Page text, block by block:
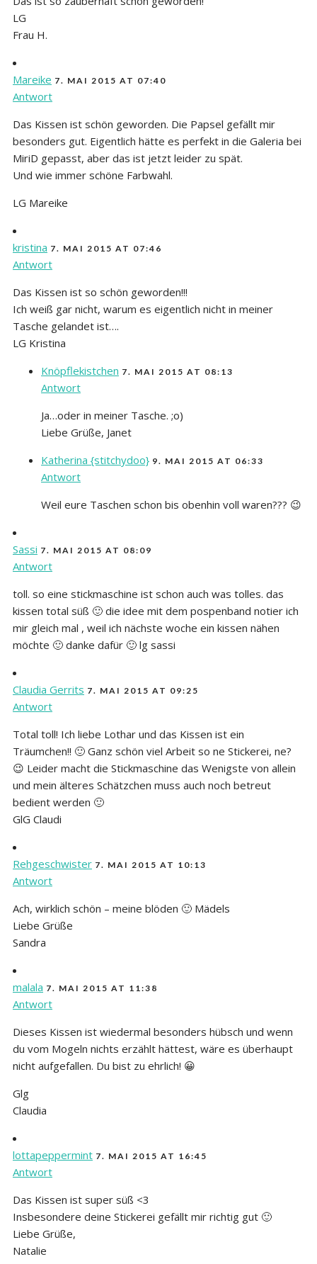
LG
Frau H.
Mareike 7. MAI 2015 AT 07:40
Antwort
Das Kissen ist schön geworden. Die Papsel gefällt mir
besonders gut. Eigentlich hätte es perfekt in die Galeria bei
MiriD gepasst, aber das ist jetzt leider zu spät.
Und wie immer schöne Farbwahl.
LG Mareike
kristina 7. MAI 2015 AT 07:46
Antwort
Das Kissen ist so schön geworden!!!
Ich weiß gar nicht, warum es eigentlich nicht in meiner
Tasche gelandet ist….
LG Kristina
Knöpflekistchen 7. MAI 2015 AT 08:13
Antwort
Ja…oder in meiner Tasche. ;o)
Liebe Grüße, Janet
Katherina {stitchydoo} 9. MAI 2015 AT 06:33
Antwort
Weil eure Taschen schon bis obenhin voll waren??? 😉
Sassi 7. MAI 2015 AT 08:09
Antwort
toll. so eine stickmaschine ist schon auch was tolles. das
kissen total süß 🙂 die idee mit dem pospenband notier ich
mir gleich mal , weil ich nächste woche ein kissen nähen
möchte 🙂 danke dafür 🙂 lg sassi
Claudia Gerrits 7. MAI 2015 AT 09:25
Antwort
Total toll! Ich liebe Lothar und das Kissen ist ein
Träumchen!! 🙂 Ganz schön viel Arbeit so ne Stickerei, ne?
😉 Leider macht die Stickmaschine das Wenigste von allein
und mein älteres Schätzchen muss auch noch betreut
bedient werden 🙂
GlG Claudi
Rehgeschwister 7. MAI 2015 AT 10:13
Antwort
Ach, wirklich schön – meine blöden 🙂 Mädels
Liebe Grüße
Sandra
malala 7. MAI 2015 AT 11:38
Antwort
Dieses Kissen ist wiedermal besonders hübsch und wenn
du vom Mogeln nichts erzählt hättest, wäre es überhaupt
nicht aufgefallen. Du bist zu ehrlich! 😀
Glg
Claudia
lottapeppermint 7. MAI 2015 AT 16:45
Antwort
Das Kissen ist super süß <3
Insbesondere deine Stickerei gefällt mir richtig gut 🙂
Liebe Grüße,
Natalie